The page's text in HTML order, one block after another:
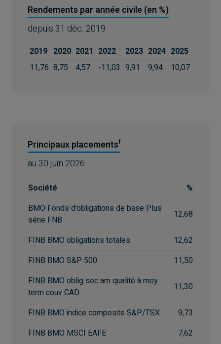
Rendements par année civile (en %)
depuis 31 déc. 2019
2019 2020 2021 2022 2023 2024 2025
11,76 8,75 4,57 -11,03 9,91 9,94 10,07
Principaux placementsf
au 30 juin 2026
Société
%
BMO Fonds d’obligations de base Plus
série FNB
12,68
FINB BMO obligations totales
12,62
FINB BMO S&P 500
11,50
FINB BMO oblig soc am qualité à moy
term couv CAD
11,30
FINB BMO indice composite S&P/TSX
9,73
FINB BMO MSCI EAFE
7,62